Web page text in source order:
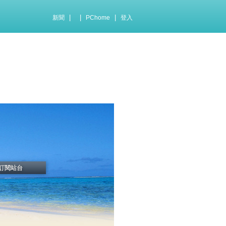
新聞 PChome 登入
閱站台